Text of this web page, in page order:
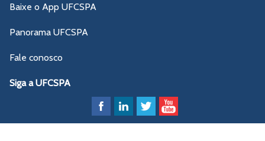
Baixe o App UFCSPA
Panorama UFCSPA
Fale conosco
Siga a UFCSPA